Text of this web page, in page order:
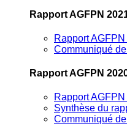
Rapport AGFPN
Rapport
Communiqué
Rapport AGFPN
Rapport
Synthèse du
Communiqué